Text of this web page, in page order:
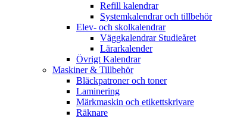
Refill kalendrar
Systemkalendrar och tillbehör
Elev- och skolkalendrar
Väggkalendrar Studieåret
Lärarkalender
Övrigt Kalendrar
Maskiner & Tillbehör
Bläckpatroner och toner
Laminering
Märkmaskin och etikettskrivare
Räknare